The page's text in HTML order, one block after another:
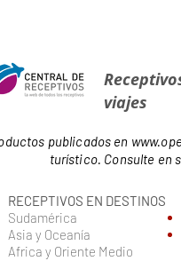
viajes
publicados en
turístico. Consulte en
RECEPTIVOS EN DESTINOS
Sudamérica
Asia y Oceanía
Africa y Oriente Medio